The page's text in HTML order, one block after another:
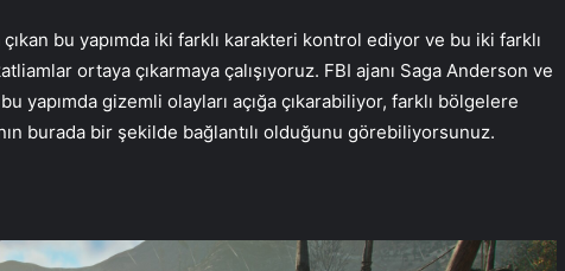
bu yapımda iki farklı karakteri kontrol ediyor ve bu iki farklı
ortaya çıkarmaya çalışıyoruz. FBI ajanı Saga Anderson ve
yapımda gizemli olayları açığa çıkarabiliyor, farklı bölgelere
burada bir şekilde bağlantılı olduğunu görebiliyorsunuz.